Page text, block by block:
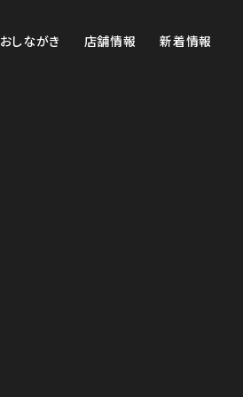
おしながき 店舗情報 新着情報